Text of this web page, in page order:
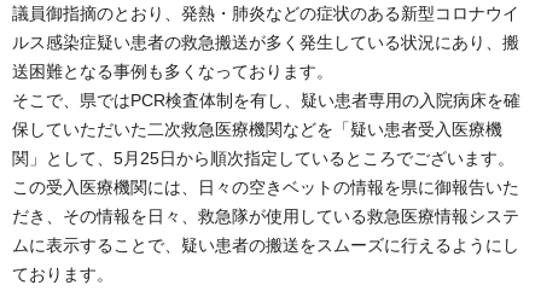
議員御指摘のとおり、発熱・肺炎などの症状のある新型コロナウイ
ルス感染症疑い患者の救急搬送が多く発生している状況にあり、搬
送困難となる事例も多くなっております。
そこで、県ではPCR検査体制を有し、疑い患者専用の入院病床を確
保していただいた二次救急医療機関などを「疑い患者受入医療機
関」として、5月25日から順次指定しているところでございます。
この受入医療機関には、日々の空きベットの情報を県に御報告いた
だき、その情報を日々、救急隊が使用している救急医療情報システ
ムに表示することで、疑い患者の搬送をスムーズに行えるようにし
ております。